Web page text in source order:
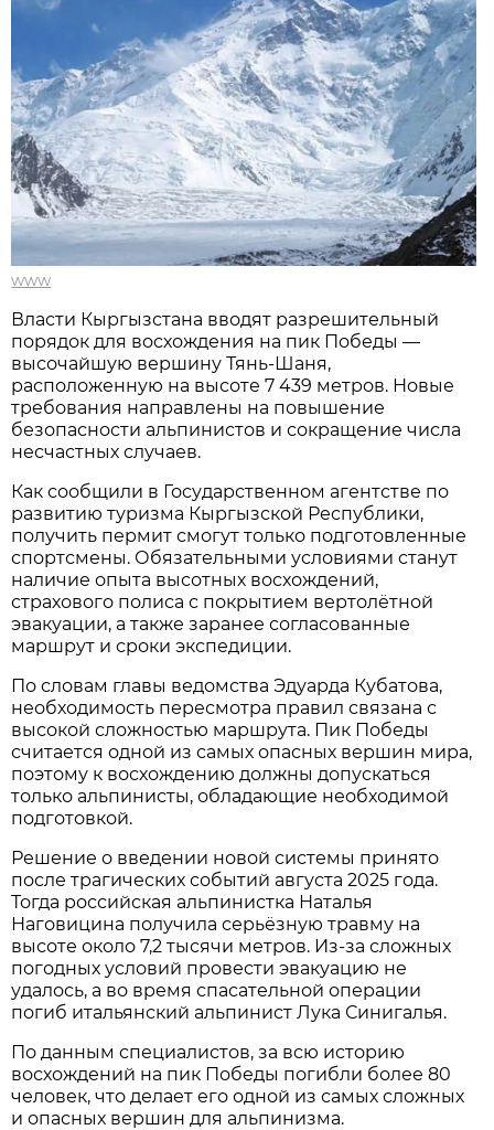
www
Власти Кыргызстана вводят разрешительный
порядок для восхождения на пик Победы —
высочайшую вершину Тянь-Шаня,
расположенную на высоте 7 439 метров. Новые
требования направлены на повышение
безопасности альпинистов и сокращение числа
несчастных случаев.
Как сообщили в Государственном агентстве по
развитию туризма Кыргызской Республики,
получить пермит смогут только подготовленные
спортсмены. Обязательными условиями станут
наличие опыта высотных восхождений,
страхового полиса с покрытием вертолётной
эвакуации, а также заранее согласованные
маршрут и сроки экспедиции.
По словам главы ведомства Эдуарда Кубатова,
необходимость пересмотра правил связана с
высокой сложностью маршрута. Пик Победы
считается одной из самых опасных вершин мира,
поэтому к восхождению должны допускаться
только альпинисты, обладающие необходимой
подготовкой.
Решение о введении новой системы принято
после трагических событий августа 2025 года.
Тогда российская альпинистка Наталья
Наговицина получила серьёзную травму на
высоте около 7,2 тысячи метров. Из-за сложных
погодных условий провести эвакуацию не
удалось, а во время спасательной операции
погиб итальянский альпинист Лука Синигалья.
По данным специалистов, за всю историю
восхождений на пик Победы погибли более 80
человек, что делает его одной из самых сложных
и опасных вершин для альпинизма.